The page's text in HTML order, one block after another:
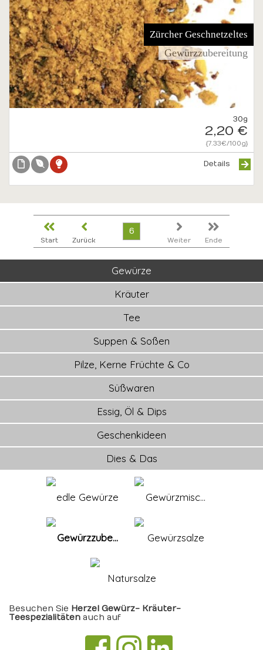
Zürcher Geschnetzeltes
Gewürzzubereitung
30g
2,20 €
{7.33€/100g}
Details
Start Zurück
6
Weiter Ende
Gewürze
Kräuter
Tee
Suppen & Soßen
Pilze, Kerne Früchte & Co
Süßwaren
Essig, Öl & Dips
Geschenkideen
Dies & Das
edle Gewürze Gewürzmisc...
Gewürzzube... Gewürzsalze
Natursalze
Besuchen Sie Herzel Gewürz- Kräuter-
Teespezialitäten auch auf